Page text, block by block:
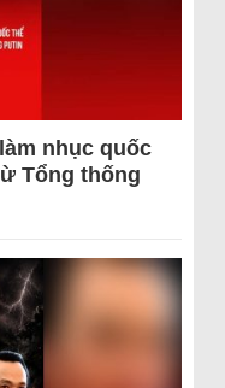
nhục quốc
Tổng thống